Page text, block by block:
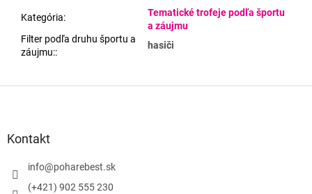
Kategória:
Tematické trofeje podľa športu
a záujmu
Filter podľa druhu športu a
záujmu::
hasiči
Kontakt
info@poharebest.sk
(+421) 902 555 230